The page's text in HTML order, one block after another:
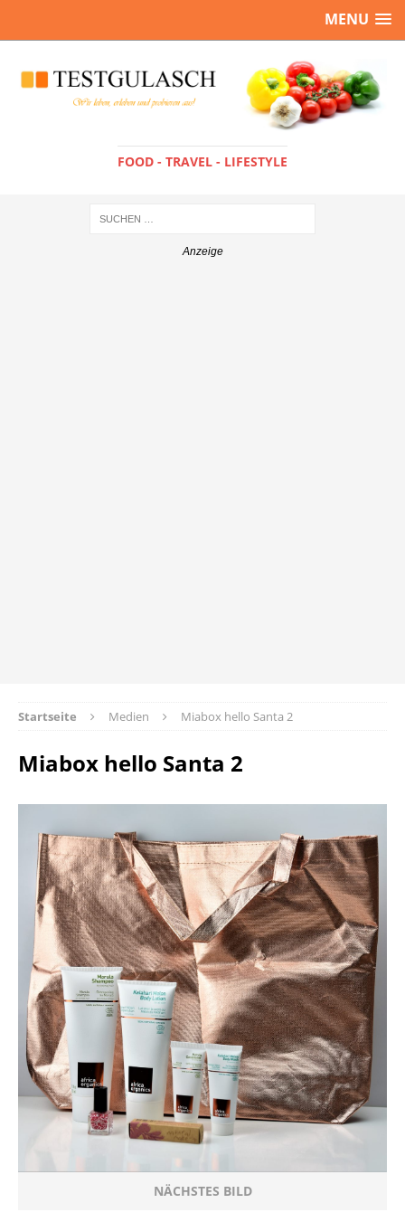
MENU
FOOD - TRAVEL - LIFESTYLE
Startseite Medien Miabox hello Santa 2
Miabox hello Santa 2
NÄCHSTES BILD